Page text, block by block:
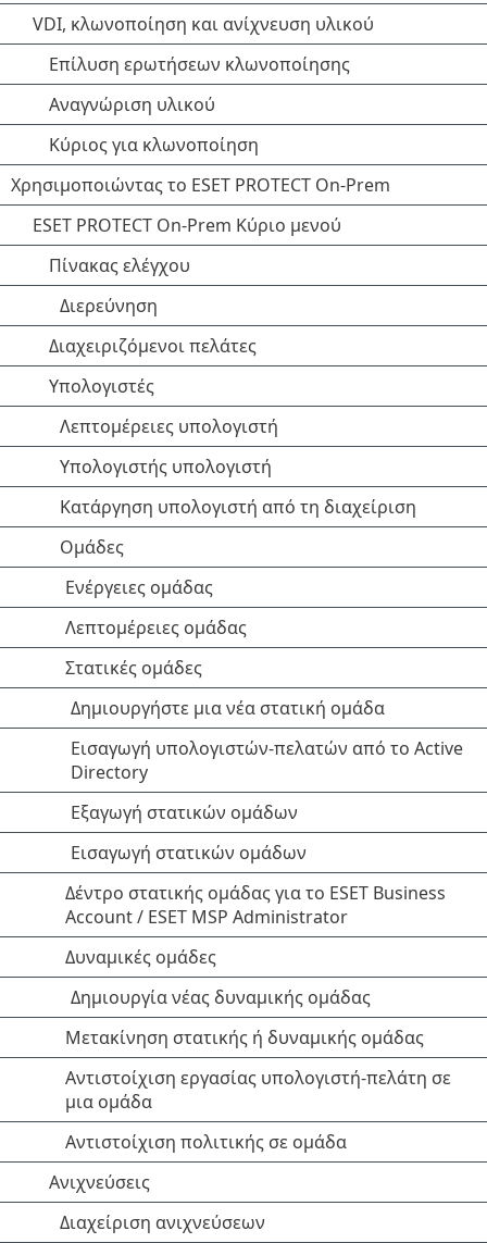
VDI, κλωνοποίηση και ανίχνευση υλικού
Επίλυση ερωτήσεων κλωνοποίησης
Αναγνώριση υλικού
Κύριος για κλωνοποίηση
Χρησιμοποιώντας το ESET PROTECT On-Prem
ESET PROTECT On-Prem Κύριο μενού
Πίνακας ελέγχου
Διερεύνηση
Διαχειριζόμενοι πελάτες
Υπολογιστές
Λεπτομέρειες υπολογιστή
Υπολογιστής υπολογιστή
Κατάργηση υπολογιστή από τη διαχείριση
Ομάδες
Ενέργειες ομάδας
Λεπτομέρειες ομάδας
Στατικές ομάδες
Δημιουργήστε μια νέα στατική ομάδα
Εισαγωγή υπολογιστών-πελατών από το Active
Directory
Εξαγωγή στατικών ομάδων
Εισαγωγή στατικών ομάδων
Δέντρο στατικής ομάδας για το ESET Business
Account / ESET MSP Administrator
Δυναμικές ομάδες
Δημιουργία νέας δυναμικής ομάδας
Μετακίνηση στατικής ή δυναμικής ομάδας
Αντιστοίχιση εργασίας υπολογιστή-πελάτη σε
μια ομάδα
Αντιστοίχιση πολιτικής σε ομάδα
Ανιχνεύσεις
Διαχείριση ανιχνεύσεων